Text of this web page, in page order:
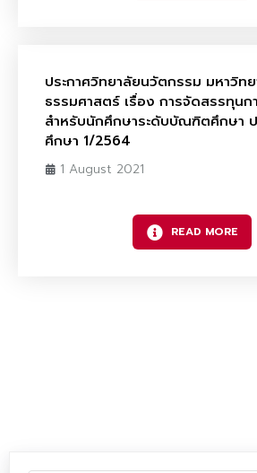
ประกาศวิทยาลัยนวัตกรรม มหาวิท
ธรรมศาสตร์ เรื่อง การจัดสรรทุนก
สำหรับนักศึกษาระดับบัณฑิตศึกษา ป
ศึกษา 1/2564
1 August 2021
READ MORE